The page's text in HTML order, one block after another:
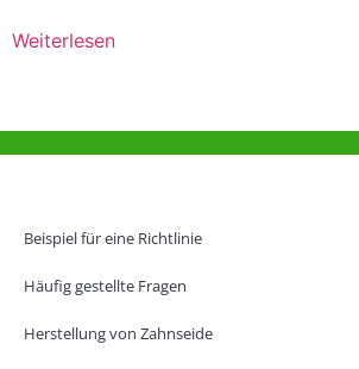
Weiterlesen
Beispiel für eine Richtlinie
Häufig gestellte Fragen
Herstellung von Zahnseide
Büro Hongkong
SAR, China
info@oralcare.com.hk